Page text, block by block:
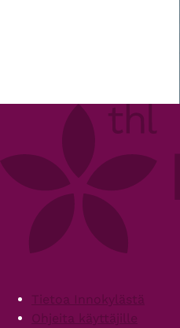
FooterTietoa Innokylästä
Ohjeita käyttäjille